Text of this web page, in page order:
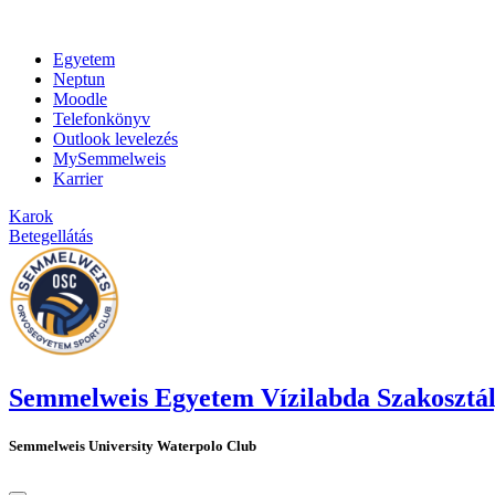
Egyetem
Neptun
Moodle
Telefonkönyv
Outlook levelezés
MySemmelweis
Karrier
Karok
Betegellátás
Semmelweis Egyetem Vízilabda
Semmelweis University Waterpolo Club